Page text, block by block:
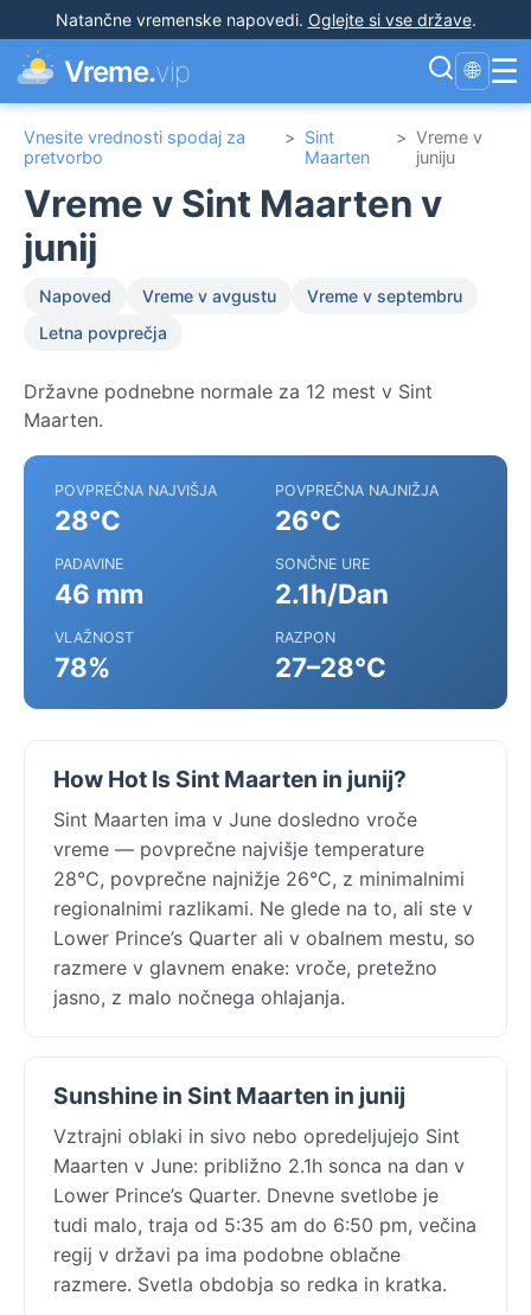
Natančne vremenske napovedi. Oglejte si vse države.
Vreme.vip 🌐 ☰
Vnesite vrednosti spodaj za
pretvorbo
> Sint
Maarten
> Vreme v
juniju
Vreme v Sint Maarten v
junij
Napoved Vreme v avgustu
Vreme v septembru
Letna povprečja
Državne podnebne normale za 12 mest v Sint
Maarten.
POVPREČNA NAJVIŠJA
28°C
POVPREČNA NAJNIŽJA
26°C
PADAVINE
46 mm
SONČNE URE
2.1h/Dan
VLAŽNOST
78%
RAZPON
27–28°C
How Hot Is Sint Maarten in junij?
Sint Maarten ima v June dosledno vroče
vreme — povprečne najvišje temperature
28°C, povprečne najnižje 26°C, z minimalnimi
regionalnimi razlikami. Ne glede na to, ali ste v
Lower Prince’s Quarter ali v obalnem mestu, so
razmere v glavnem enake: vroče, pretežno
jasno, z malo nočnega ohlajanja.
Sunshine in Sint Maarten in junij
Vztrajni oblaki in sivo nebo opredeljujejo Sint
Maarten v June: približno 2.1h sonca na dan v
Lower Prince’s Quarter. Dnevne svetlobe je
tudi malo, traja od 5:35 am do 6:50 pm, večina
regij v državi pa ima podobne oblačne
razmere. Svetla obdobja so redka in kratka.